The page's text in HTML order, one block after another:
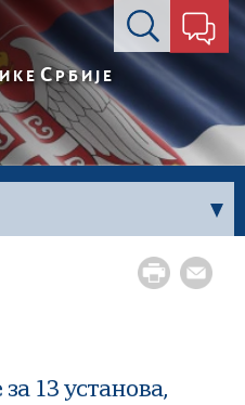
Контакт форма
СРБИЈЕ
13 установа,